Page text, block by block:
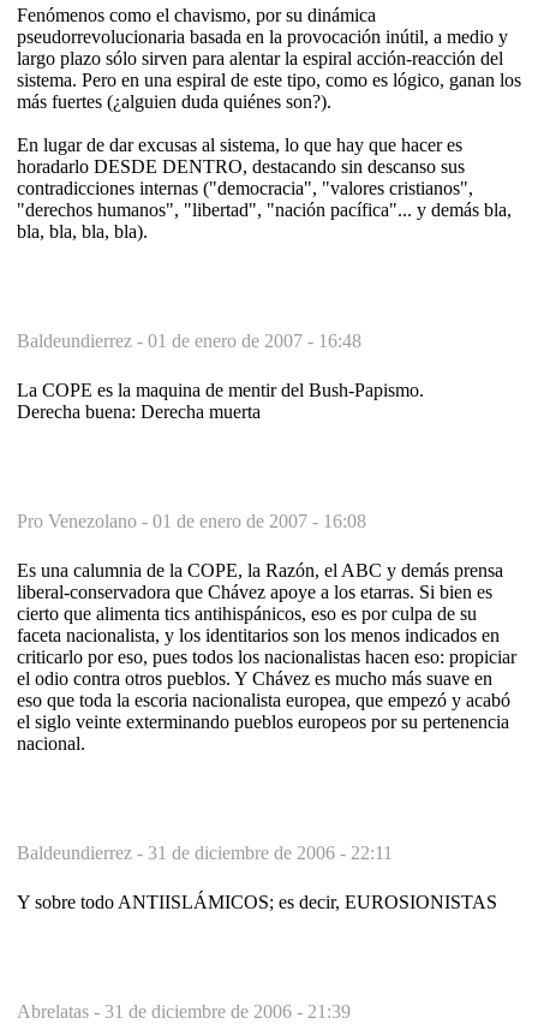
Fenómenos como el chavismo, por su dinámica
pseudorrevolucionaria basada en la provocación inútil, a medio y
largo plazo sólo sirven para alentar la espiral acción-reacción del
sistema. Pero en una espiral de este tipo, como es lógico, ganan los
más fuertes (¿alguien duda quiénes son?).
En lugar de dar excusas al sistema, lo que hay que hacer es
horadarlo DESDE DENTRO, destacando sin descanso sus
contradicciones internas ("democracia", "valores cristianos",
"derechos humanos", "libertad", "nación pacífica"... y demás bla,
bla, bla, bla, bla).
Baldeundierrez - 01 de enero de 2007 - 16:48
La COPE es la maquina de mentir del Bush-Papismo.
Derecha buena: Derecha muerta
Pro Venezolano - 01 de enero de 2007 - 16:08
Es una calumnia de la COPE, la Razón, el ABC y demás prensa
liberal-conservadora que Chávez apoye a los etarras. Si bien es
cierto que alimenta tics antihispánicos, eso es por culpa de su
faceta nacionalista, y los identitarios son los menos indicados en
criticarlo por eso, pues todos los nacionalistas hacen eso: propiciar
el odio contra otros pueblos. Y Chávez es mucho más suave en
eso que toda la escoria nacionalista europea, que empezó y acabó
el siglo veinte exterminando pueblos europeos por su pertenencia
nacional.
Baldeundierrez - 31 de diciembre de 2006 - 22:11
Y sobre todo ANTIISLÁMICOS; es decir, EUROSIONISTAS
Abrelatas - 31 de diciembre de 2006 - 21:39